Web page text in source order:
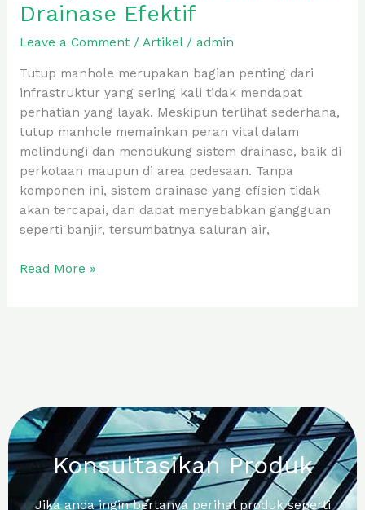
Drainase Efektif
Leave a Comment / Artikel/ admin
Tutup manhole merupakan bagian penting dari
infrastruktur yang sering kali tidak mendapat
perhatian yang layak. Meskipun terlihat sederhana,
tutup manhole memainkan peran vital dalam
melindungi dan mendukung sistem drainase, baik di
perkotaan maupun di area pedesaan. Tanpa
komponen ini, sistem drainase yang efisien tidak
akan tercapai, dan dapat menyebabkan gangguan
seperti banjir, tersumbatnya saluran air,
Read More »
Konsultasikan Produk
Jika anda ingin bertanya perihal produk seperti